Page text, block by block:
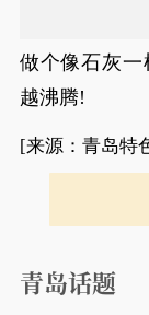
做个像石灰一
越沸腾!
[来源：青岛特
青岛话题